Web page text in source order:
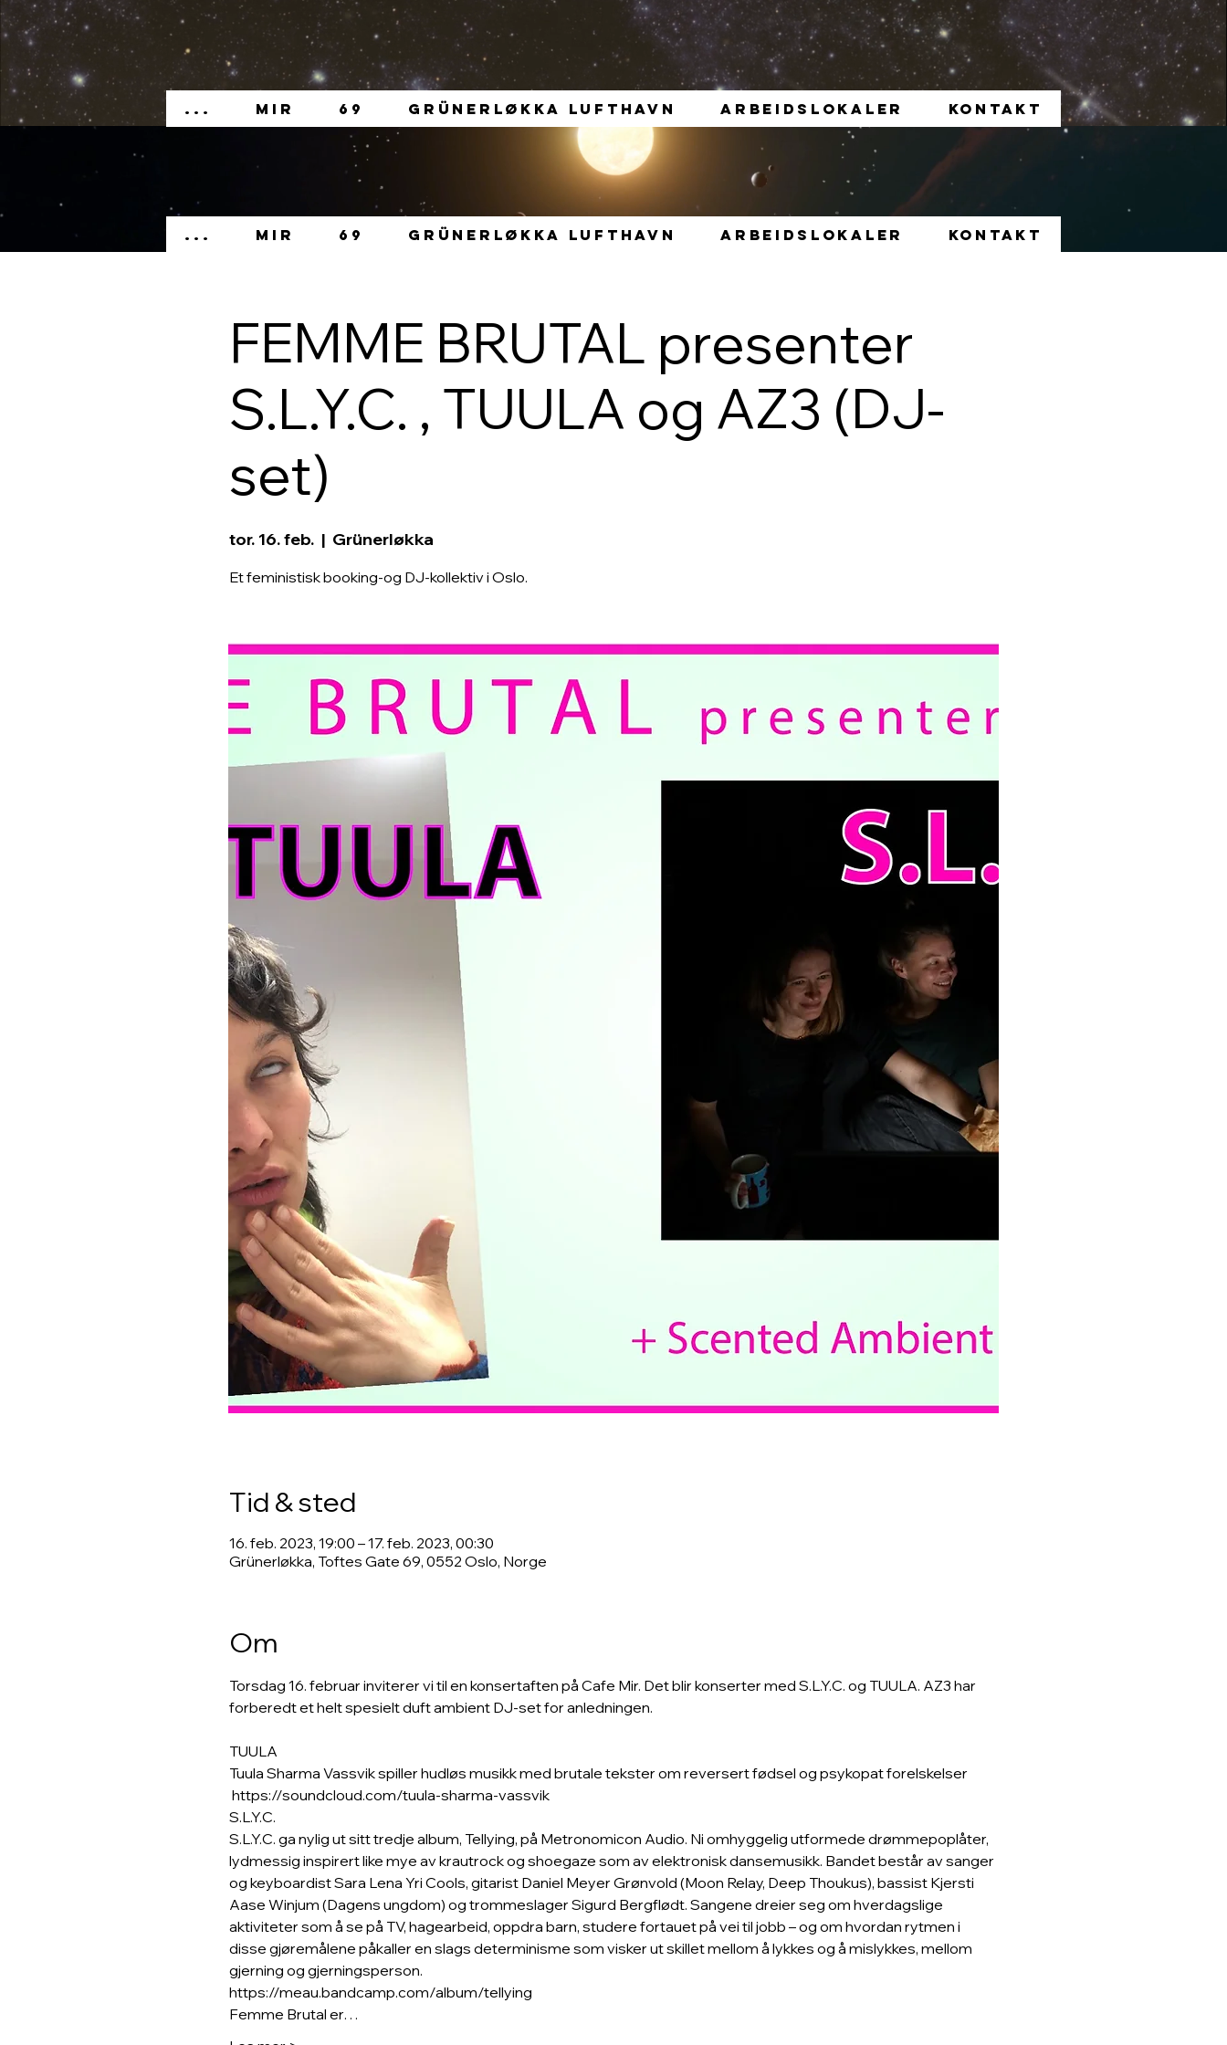
... MIR 69 GRÜNERLØKKA LUFTHAVN ARBEIDSLOKALER KONTAKT
FEMME BRUTAL presenter
S.L.Y.C. , TUULA og AZ3 (DJ-
set)
tor. 16. feb.
  |
Grünerløkka
Et feministisk booking-og DJ-kollektiv i Oslo.
Tid & sted
16. feb. 2023, 19:00 – 17. feb. 2023, 00:30
Grünerløkka, Toftes Gate 69, 0552 Oslo, Norge
Om
Torsdag 16. februar inviterer vi til en konsertaften på Cafe Mir. Det blir konserter med S.L.Y.C. og TUULA. AZ3 har
TUULA
Tuula Sharma Vassvik spiller hudløs musikk med brutale tekster om reversert fødsel og psykopat forelskelser
https://soundcloud.com/tuula-sharma-vassvik
S.L.Y.C.
S.L.Y.C. ga nylig ut sitt tredje album, Tellying, på Metronomicon Audio. Ni omhyggelig utformede drømmepoplåter,
lydmessig inspirert like mye av krautrock og shoegaze som av elektronisk dansemusikk. Bandet består av sanger
og keyboardist Sara Lena Yri Cools, gitarist Daniel Meyer Grønvold (Moon Relay, Deep Thoukus), bassist Kjersti
Aase Winjum (Dagens ungdom) og trommeslager Sigurd Bergflødt. Sangene dreier seg om hverdagslige
aktiviteter som å se på TV, hagearbeid, oppdra barn, studere fortauet på vei til jobb – og om hvordan rytmen i
disse gjøremålene påkaller en slags determinisme som visker ut skillet mellom å lykkes og å mislykkes, mellom
gjerning og gjerningsperson.
https://meau.bandcamp.com/album/tellying
Femme Brutal er…
... MIR 69 GRÜNERLØKKA LUFTHAVN ARBEIDSLOKALER KONTAKT